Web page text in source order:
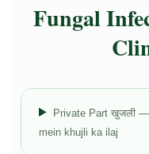
Fungal
Private Part खुजली —
mein khujli ka ilaj